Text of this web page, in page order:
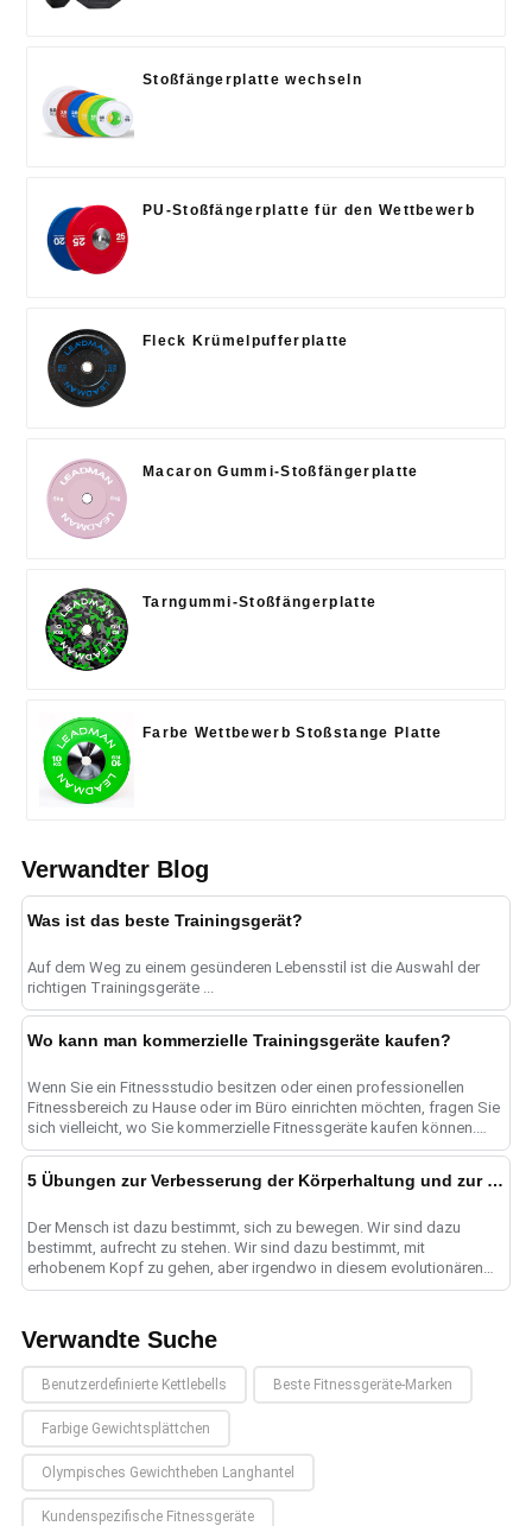
Stoßfängerplatte wechseln
PU-Stoßfängerplatte für den Wettbewerb
Fleck Krümelpufferplatte
Macaron Gummi-Stoßfängerplatte
Tarngummi-Stoßfängerplatte
Farbe Wettbewerb Stoßstange Platte
Verwandter Blog
Was ist das beste Trainingsgerät?
Auf dem Weg zu einem gesünderen Lebensstil ist die Auswahl der
richtigen Trainingsgeräte ...
Wo kann man kommerzielle Trainingsgeräte kaufen?
Wenn Sie ein Fitnessstudio besitzen oder einen professionellen
Fitnessbereich zu Hause oder im Büro einrichten möchten, fragen Sie
sich vielleicht, wo Sie kommerzielle Fitnessgeräte kaufen können.
Kommerzielle Fitnessgeräte......
5 Übungen zur Verbesserung der Körperhaltung und zur Reduzierung von Schmerzen
Der Mensch ist dazu bestimmt, sich zu bewegen. Wir sind dazu
bestimmt, aufrecht zu stehen. Wir sind dazu bestimmt, mit
erhobenem Kopf zu gehen, aber irgendwo in diesem evolutionären
Mäander hat jemand......
Verwandte Suche
Benutzerdefinierte Kettlebells Beste Fitnessgeräte-Marken
Farbige Gewichtsplättchen
Olympisches Gewichtheben Langhantel
Kundenspezifische Fitnessgeräte